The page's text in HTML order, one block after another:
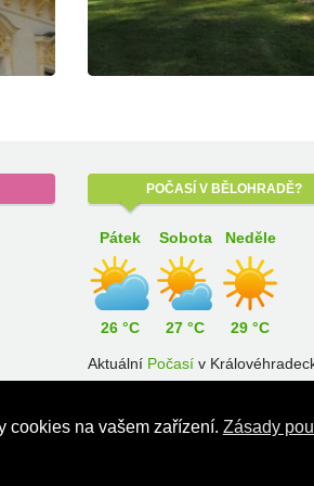
cookies na vašem zařízení. Zásady
POČASÍ V BĚLOHRADĚ?
Pátek
26 °C
Sobota
27 °C
Neděle
29 °C
Aktuální Počasí v